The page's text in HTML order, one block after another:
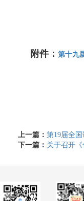
附件： 第十九
上一篇： 第19届全
下一篇： 关于召开